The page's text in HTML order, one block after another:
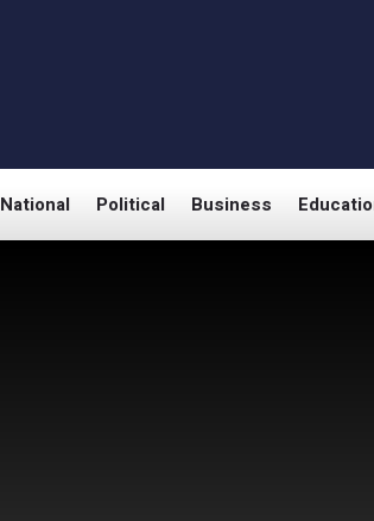
National Political Business